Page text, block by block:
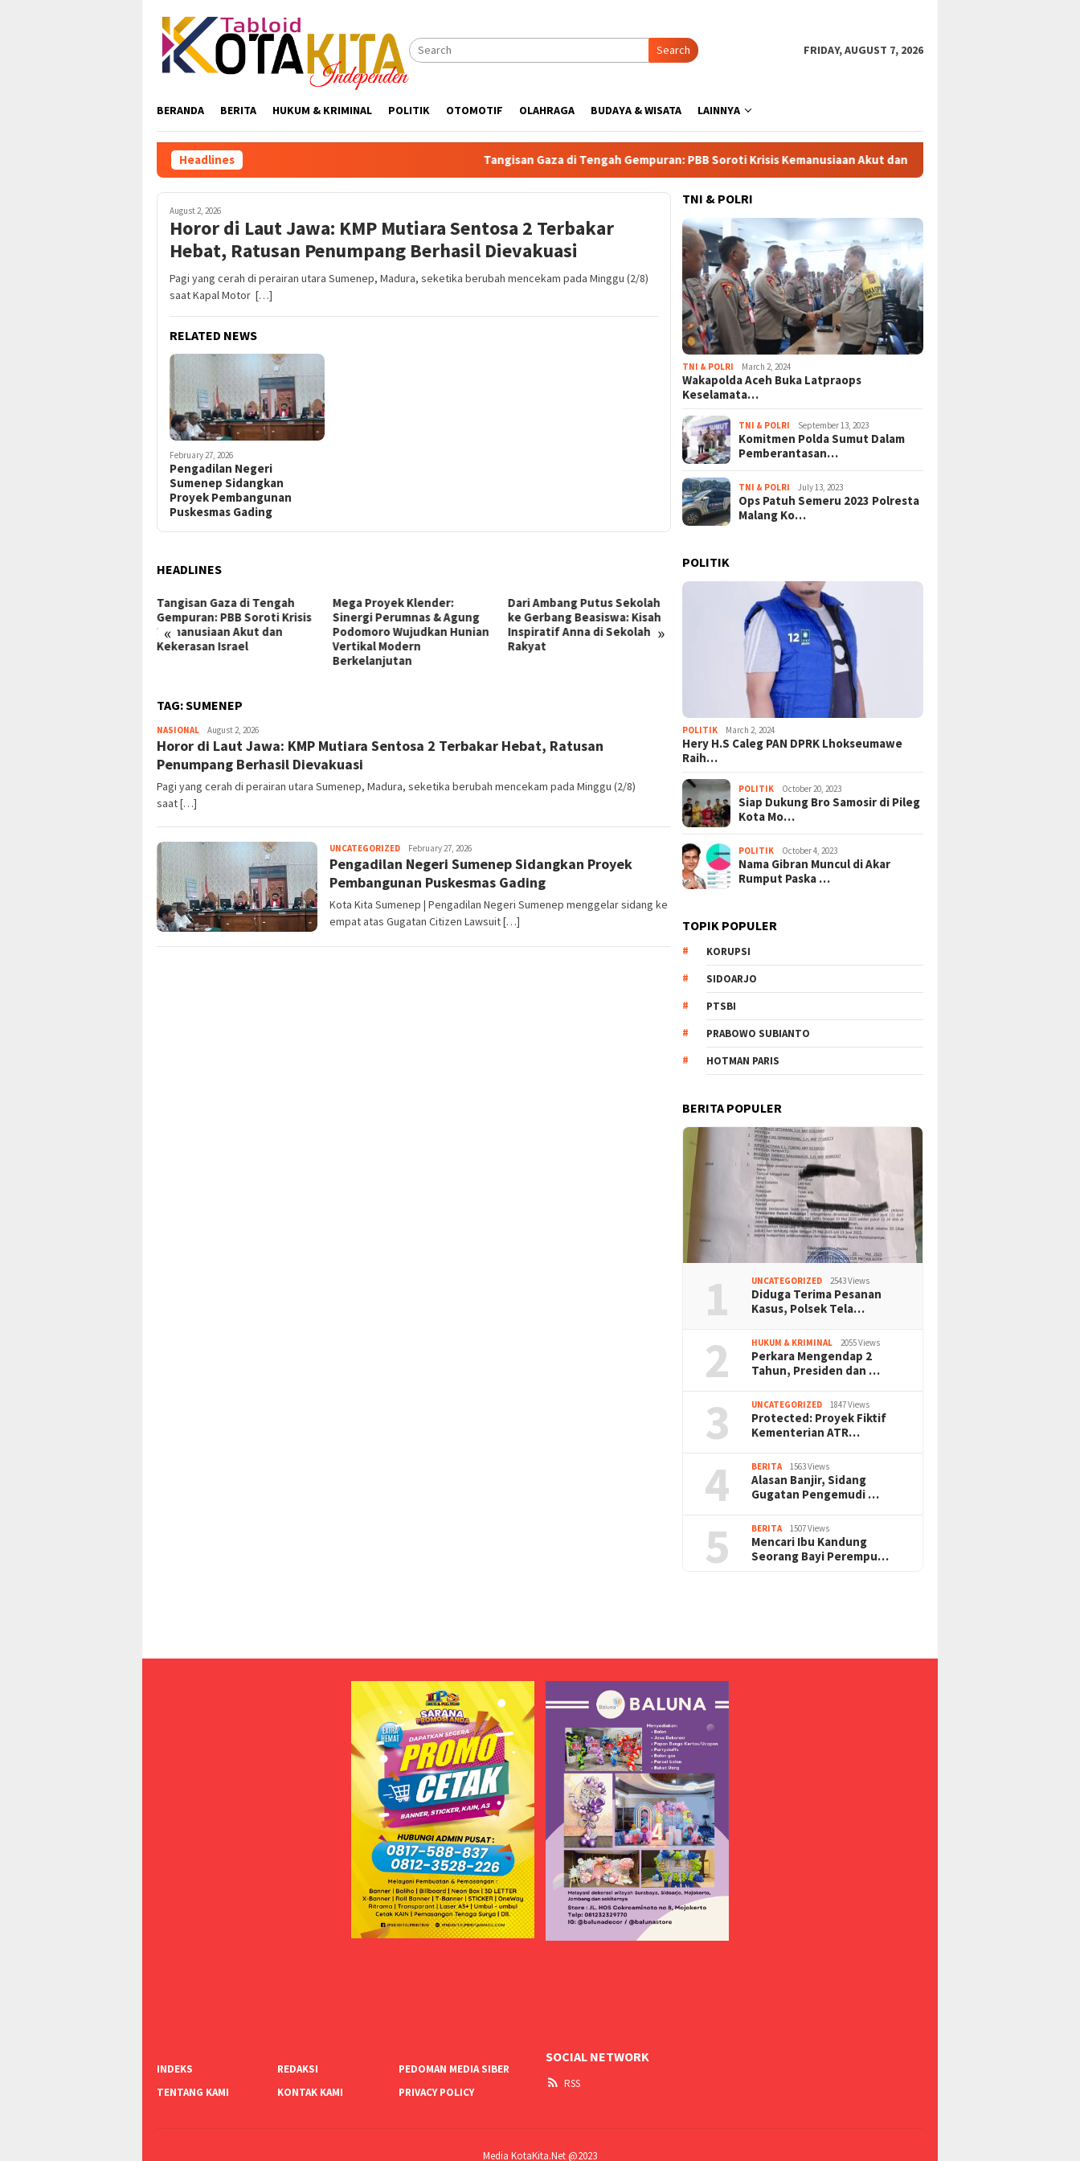
content
Search FRIDAY, AUGUST 7, 2026
BERANDA BERITA HUKUM & KRIMINAL POLITIK OTOMOTIF OLAHRAGA BUDAYA & WISATA LAINNYA
Headlines Tangisan Gaza di Tengah Gempuran: PBB Soroti Krisis Kemanusiaan Akut dan Kekerasan Israel
August 2, 2026
Horor di Laut Jawa: KMP Mutiara Sentosa 2 Terbakar
Hebat, Ratusan Penumpang Berhasil Dievakuasi
Pagi yang cerah di perairan utara Sumenep, Madura, seketika berubah mencekam pada Minggu (2/8)
saat Kapal Motor […]
RELATED NEWS
February 27, 2026
Pengadilan Negeri
Sumenep Sidangkan
Proyek Pembangunan
Puskesmas Gading
HEADLINES
« »
Gempuran: PBB Soroti Krisis
Mega Proyek Klender:
Sinergi Perumnas & Agung
Podomoro Wujudkan Hunian
Vertikal Modern
Dari Ambang Putus Sekolah
ke Gerbang Beasiswa: Kisah
Inspiratif Anna di Sekolah
Rakyat
Terobosan Ekonomi
Prabowo: Dari Kampung Haji
di Mekkah hingga Efisiensi
BUMN Triliunan Rupiah
KPK Bongkar Lapisan Baru
Skandal Suap Pajak: Dolar AS
Disita di Tangerang, Jaringan
Korupsi Kian Terkuak!
TAG:SUMENEP
NASIONAL August 2, 2026
Horor di Laut Jawa: KMP Mutiara Sentosa 2 Terbakar Hebat, Ratusan
Penumpang Berhasil Dievakuasi
Pagi yang cerah di perairan utara Sumenep, Madura, seketika berubah mencekam pada Minggu (2/8)
saat […]
UNCATEGORIZED Redaksi
February 27, 2026
Pengadilan Negeri Sumenep Sidangkan Proyek
Pembangunan Puskesmas Gading
Kota Kita Sumenep | Pengadilan Negeri Sumenep menggelar sidang ke
empat atas Gugatan Citizen Lawsuit […]
TNI & POLRI
TNI & POLRI March 2, 2024
Wakapolda Aceh Buka Latpraops
Keselamata…
TNI & POLRI September 13, 2023
Komitmen Polda Sumut Dalam
Pemberantasan…
TNI & POLRI July 13, 2023
Ops Patuh Semeru 2023 Polresta
Malang Ko…
POLITIK
POLITIK March 2, 2024
Hery H.S Caleg PAN DPRK Lhokseumawe
Raih…
POLITIK October 20, 2023
Siap Dukung Bro Samosir di Pileg
Kota Mo…
POLITIK October 4, 2023
Nama Gibran Muncul di Akar
Rumput Paska …
TOPIK POPULER
KORUPSI
SIDOARJO
PTSBI
PRABOWO SUBIANTO
HOTMAN PARIS
BERITA POPULER
1 UNCATEGORIZED 2543 Views
Diduga Terima Pesanan
Kasus, Polsek Tela…
2 HUKUM & KRIMINAL 2055 Views
Perkara Mengendap 2
Tahun, Presiden dan …
3 UNCATEGORIZED 1847 Views
Protected: Proyek Fiktif
Kementerian ATR…
4 BERITA 1563 Views
Alasan Banjir, Sidang
Gugatan Pengemudi …
5 BERITA 1507 Views
Mencari Ibu Kandung
Seorang Bayi Perempu…
INDEKS REDAKSI
PEDOMAN MEDIA SIBER
TENTANG KAMI
KONTAK KAMI PRIVACY POLICY
SOCIAL NETWORK
RSS
Media KotaKita.Net @2023